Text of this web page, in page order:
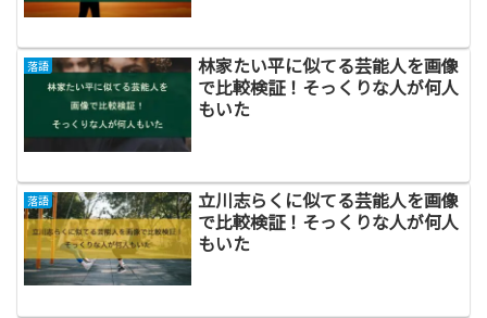
落語
林家たい平に似てる芸能人を画像
で比較検証！そっくりな人が何人
もいた
落語
立川志らくに似てる芸能人を画像
で比較検証！そっくりな人が何人
もいた